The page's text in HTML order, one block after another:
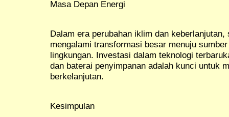
Masa Depan Energi
Dalam era perubahan iklim dan
mengalami transformasi besar menuju
lingkungan. Investasi dalam teknologi
dan baterai penyimpanan adalah kunci untuk
berkelanjutan.
Kesimpulan